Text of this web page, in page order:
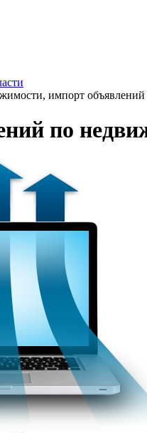
импорт
по